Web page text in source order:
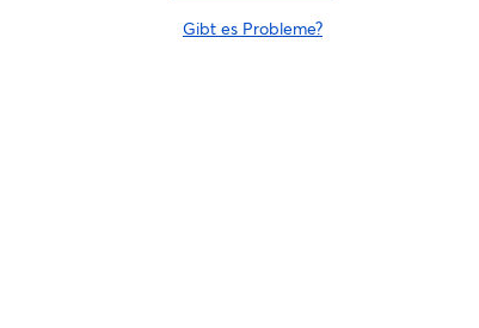
Gibt es Probleme?